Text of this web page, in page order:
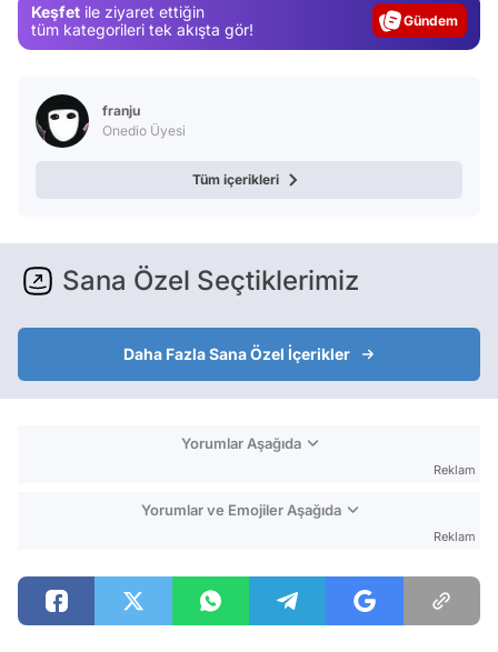
Keşfet ile ziyaret ettiğin
tüm kategorileri tek akışta gör!
Gündem
franju
Onedio Üyesi
Tüm içerikleri
Sana Özel Seçtiklerimiz
Daha Fazla Sana Özel İçerikler
Yorumlar Aşağıda
Reklam
Yorumlar ve Emojiler Aşağıda
Reklam